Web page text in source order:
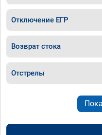
Отключение ЕГР
Возврат стока
Отстрелы